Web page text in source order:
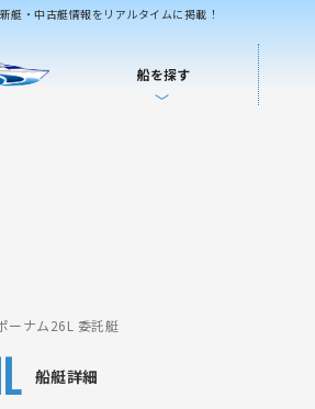
艇・中古艇情報をリアルタイムに掲載！
船を探す
ーナム26L 委託艇
船艇詳細